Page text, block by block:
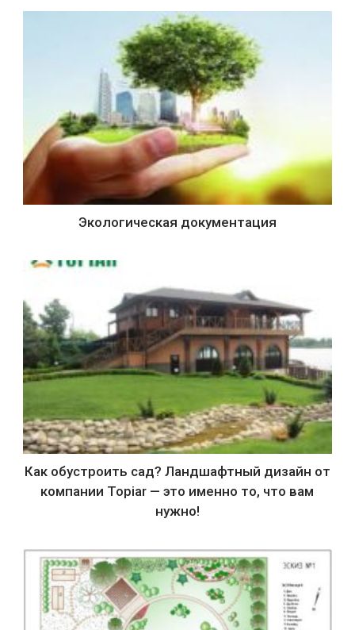
Экологическая документация
Как обустроить сад? Ландшафтный дизайн от
компании Topiar — это именно то, что вам
нужно!